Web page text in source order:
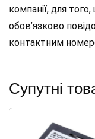
компанії, для
обов’язково
контактним
Супутні